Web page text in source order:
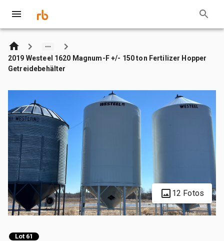
2019 Westeel 1620 Magnum-F +/- 150 ton Fertilizer Hopper
Getreidebehälter
12 Fotos
Lot 61